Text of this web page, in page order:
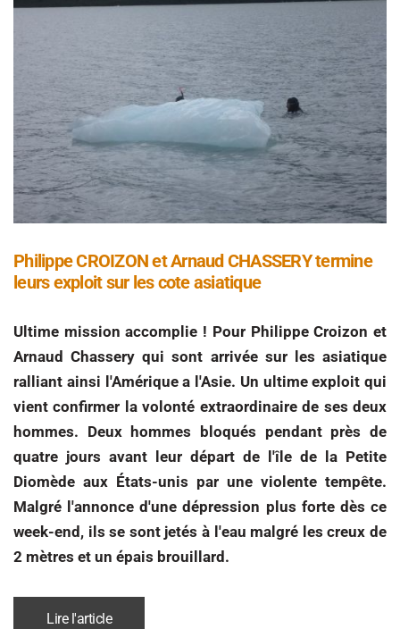
Philippe CROIZON et Arnaud CHASSERY termine
leurs exploit sur les cote asiatique
Ultime mission accomplie ! Pour Philippe Croizon et
Arnaud Chassery qui sont arrivée sur les asiatique
ralliant ainsi l'Amérique a l'Asie. Un ultime exploit qui
vient confirmer la volonté extraordinaire de ses deux
hommes. Deux hommes bloqués pendant près de
quatre jours avant leur départ de l'île de la Petite
Diomède aux États-unis par une violente tempête.
Malgré l'annonce d'une dépression plus forte dès ce
week-end, ils se sont jetés à l'eau malgré les creux de
2 mètres et un épais brouillard.
Lire l'article